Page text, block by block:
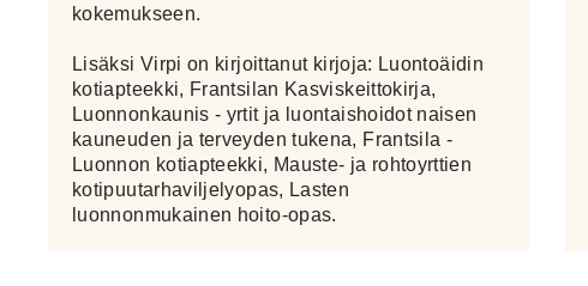
kokemukseen.
Lisäksi Virpi on kirjoittanut kirjoja: Luontoäidin
kotiapteekki, Frantsilan Kasviskeittokirja,
Luonnonkaunis - yrtit ja luontaishoidot naisen
kauneuden ja terveyden tukena, Frantsila -
Luonnon kotiapteekki, Mauste- ja rohtoyrttien
kotipuutarhaviljelyopas, Lasten
luonnonmukainen hoito-opas.